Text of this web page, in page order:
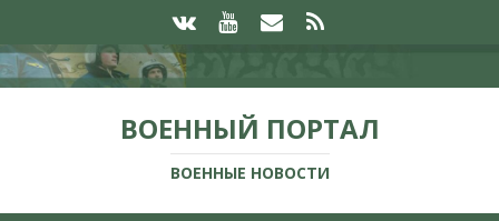
ВОЕННЫЙ ПОРТАЛ
ВОЕННЫЕ НОВОСТИ